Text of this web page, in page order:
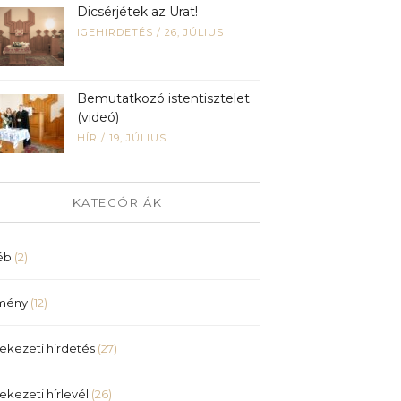
Dicsérjétek az Urat!
IGEHIRDETÉS / 26, JÚLIUS
Bemutatkozó istentisztelet
(videó)
HÍR / 19, JÚLIUS
KATEGÓRIÁK
(2)
(12)
hirdetés (27)
hírlevél (26)